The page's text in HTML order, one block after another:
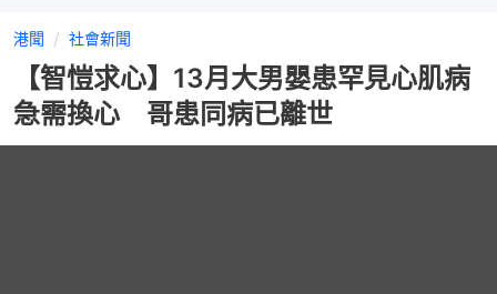
港聞 社會新聞
【智愷求心】13月大男嬰患罕見心肌病
急需換心 哥患同病已離世